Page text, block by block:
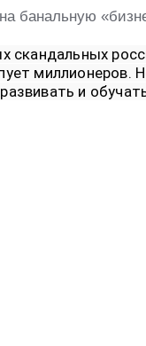
скандальных
миллионеров.
и